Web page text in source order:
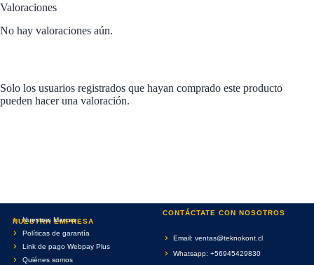
Valoraciones
No hay valoraciones aún.
Solo los usuarios registrados que hayan comprado este producto
pueden hacer una valoración.
NUESTRA EMPRESA
Nuestras Marcas
Políticas de garantía
Link de pago Webpay Plus
Quiénes somos
CONTÁCTATE CON NOSOTROS
Email: ventas@teknokont.cl
Whatsapp: +56945429830